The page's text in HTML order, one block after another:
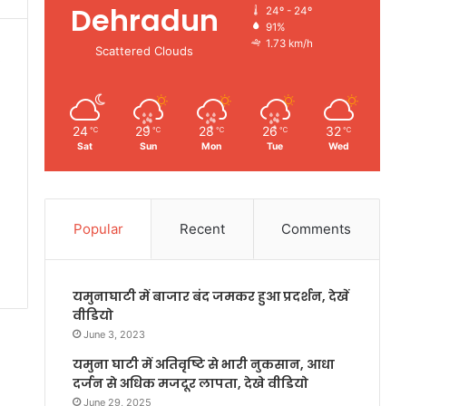
Dehradun
Scattered Clouds
24º - 24º
91%
1.73 km/h
24 ℃
Sat
29 ℃
Sun
28 ℃
Mon
26 ℃
Tue
32 ℃
Wed
Popular Recent Comments
यमुनाघाटी में बाजार बंद जमकर हुआ प्रदर्शन, देखें
वीडियो
June 3, 2023
यमुना घाटी में अतिवृष्टि से भारी नुकसान, आधा
दर्जन से अधिक मजदूर लापता, देखे वीडियो
June 29, 2025